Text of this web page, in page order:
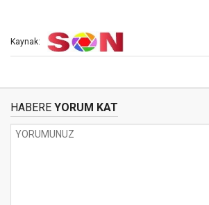
Kaynak:
HABERE YORUM KAT